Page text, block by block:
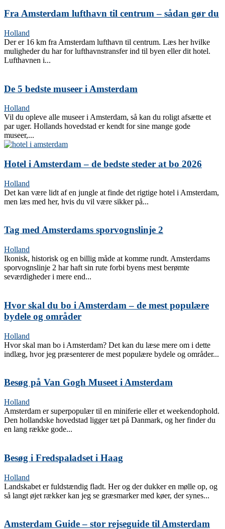
Fra Amsterdam lufthavn til centrum – sådan gør du
Holland
Der er 16 km fra Amsterdam lufthavn til centrum. Læs her hvilke
muligheder du har for lufthavnstransfer ind til byen eller dit hotel.
Lufthavnen i...
De 5 bedste museer i Amsterdam
Holland
Vil du opleve alle museer i Amsterdam, så kan du roligt afsætte et
par uger. Hollands hovedstad er kendt for sine mange gode
museer,...
Hotel i Amsterdam – de bedste steder at bo 2026
Holland
Det kan være lidt af en jungle at finde det rigtige hotel i Amsterdam,
men læs med her, hvis du vil være sikker på...
Tag med Amsterdams sporvognslinje 2
Holland
Ikonisk, historisk og en billig måde at komme rundt. Amsterdams
sporvognslinje 2 har haft sin rute forbi byens mest berømte
seværdigheder i mere end...
Hvor skal du bo i Amsterdam – de mest populære
bydele og områder
Holland
Hvor skal man bo i Amsterdam? Det kan du læse mere om i dette
indlæg, hvor jeg præsenterer de mest populære bydele og områder...
Besøg på Van Gogh Museet i Amsterdam
Holland
Amsterdam er superpopulær til en miniferie eller et weekendophold.
Den hollandske hovedstad ligger tæt på Danmark, og her finder du
en lang række gode...
Besøg i Fredspaladset i Haag
Holland
Landskabet er fuldstændig fladt. Her og der dukker en mølle op, og
så langt øjet rækker kan jeg se græsmarker med køer, der synes...
Amsterdam Guide – stor rejseguide til Amsterdam